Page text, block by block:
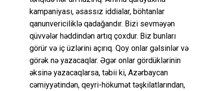
kampaniyası, əsassız iddialar, böhtanlar
qanunvericiliklə qadağandır. Bizi sevməyən
qüvvələr həddindən artıq çoxdur. Biz bunları
görür və iç üzlərini açırıq. Qoy onlar gəlsinlər və
görək nə yazacaqlar. Əgər onlar gördüklərinin
əksinə yazacaqlarsa, təbii ki, Azərbaycan
cəmiyyətindən, qeyri-hökumət təşkilatlarından,